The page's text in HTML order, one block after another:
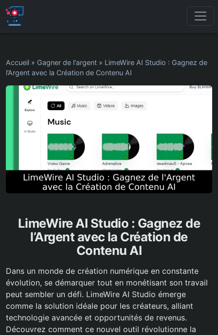
Accueil » Gagner de l'argent » LimeWire AI Studio : Gagnez de
l’Argent avec la Création de Contenu AI
LimeWire AI Studio : Gagnez de
l’Argent avec la Création de
Contenu AI
Dans un monde de création numérique en constante
évolution, se démarquer tout en monétisant son travail
peut sembler un défi. LimeWire AI Studio émerge
comme la solution idéale pour les créateurs, alliant
technologie avancée et opportunités de revenus.
Découvrez comment ce nouvel outil révolutionne la